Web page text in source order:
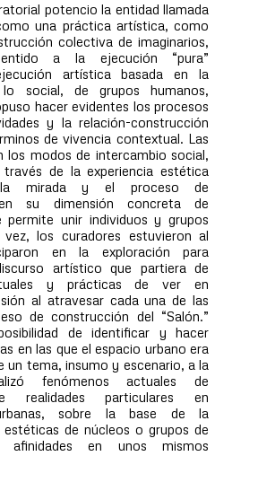
potencio la entidad llamada
una práctica artística, como
colectiva de imaginarios,
a la ejecución “pura”
artística basada en la
lo social, de grupos humanos,
hacer evidentes los procesos
y la relación-construcción
de vivencia contextual. Las
los modos de intercambio social,
de la experiencia estética
mirada y el proceso de
su dimensión concreta de
permite unir individuos y grupos
los curadores estuvieron al
en la exploración para
artístico que partiera de
y prácticas de ver en
al atravesar cada una de las
de construcción del “Salón.”
de identificar y hacer
en las que el espacio urbano era
un tema, insumo y escenario, a la
fenómenos actuales de
realidades particulares en
sobre la base de la
de núcleos o grupos de
afinidades en unos mismos